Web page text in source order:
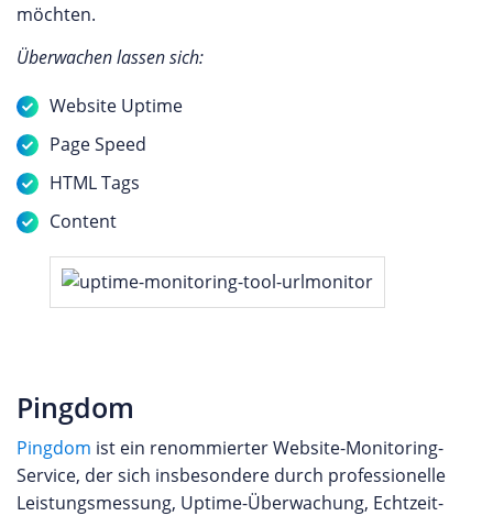
möchten.
Überwachen lassen sich:
Website Uptime
Page Speed
HTML Tags
Content
Pingdom
Pingdom ist ein renommierter Website-Monitoring-
Service, der sich insbesondere durch professionelle
Leistungsmessung, Uptime-Überwachung, Echtzeit-